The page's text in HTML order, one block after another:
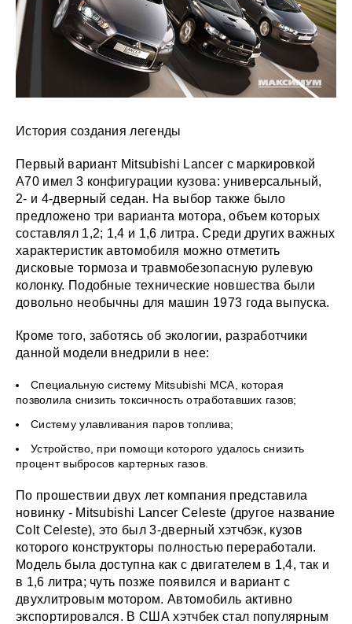
История создания легенды
Первый вариант Mitsubishi Lancer с маркировкой
А70 имел 3 конфигурации кузова: универсальный,
2- и 4-дверный седан. На выбор также было
предложено три варианта мотора, объем которых
составлял 1,2; 1,4 и 1,6 литра. Среди других важных
характеристик автомобиля можно отметить
дисковые тормоза и травмобезопасную рулевую
колонку. Подобные технические новшества были
довольно необычны для машин 1973 года выпуска.
Кроме того, заботясь об экологии, разработчики
данной модели внедрили в нее:
Специальную систему Mitsubishi MCA, которая
позволила снизить токсичность отработавших газов;
Систему улавливания паров топлива;
Устройство, при помощи которого удалось снизить
процент выбросов картерных газов.
По прошествии двух лет компания представила
новинку - Mitsubishi Lancer Celeste (другое название
Colt Celeste), это был 3-дверный хэтчбэк, кузов
которого конструкторы полностью переработали.
Модель была доступна как с двигателем в 1,4, так и
в 1,6 литра; чуть позже появился и вариант с
двухлитровым мотором. Автомобиль активно
экспортировался. В США хэтчбек стал популярным